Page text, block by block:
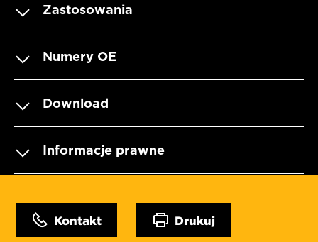
Zastosowania
Numery OE
Download
Informacje prawne
Kontakt Drukuj